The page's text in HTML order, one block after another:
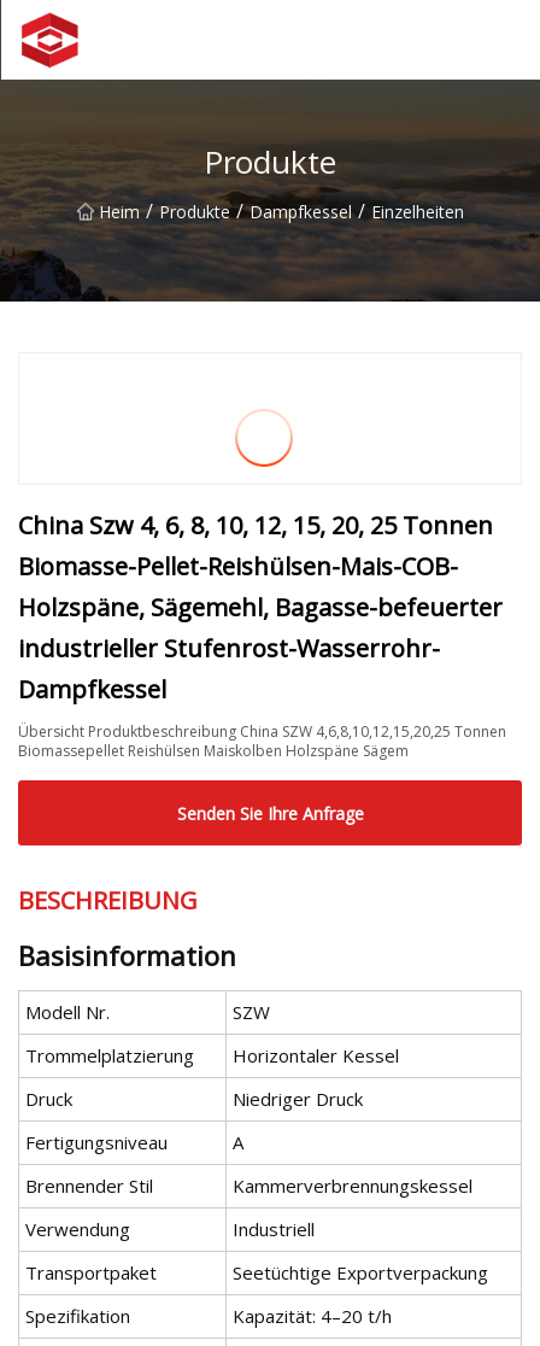
Produkte
Heim / Produkte / Dampfkessel / Einzelheiten
China Szw 4, 6, 8, 10, 12, 15, 20, 25 Tonnen
Biomasse-Pellet-Reishülsen-Mais-COB-
Holzspäne, Sägemehl, Bagasse-befeuerter
industrieller Stufenrost-Wasserrohr-
Dampfkessel
Übersicht Produktbeschreibung China SZW 4,6,8,10,12,15,20,25 Tonnen
Biomassepellet Reishülsen Maiskolben Holzspäne Sägem
Senden Sie Ihre Anfrage
BESCHREIBUNG
Basisinformation
Modell Nr.
SZW
Trommelplatzierung
Horizontaler Kessel
Druck
Niedriger Druck
Fertigungsniveau
A
Brennender Stil
Kammerverbrennungskessel
Verwendung
Industriell
Transportpaket
Seetüchtige Exportverpackung
Spezifikation
Kapazität: 4–20 t/h